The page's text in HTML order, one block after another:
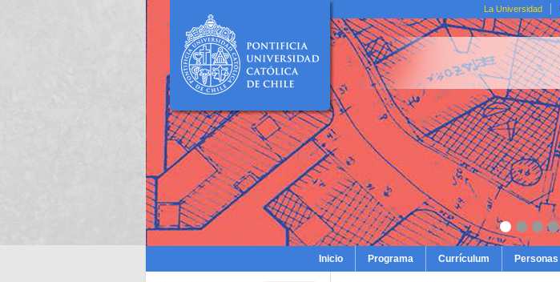
La Universidad
Inicio Programa Currículum Personas